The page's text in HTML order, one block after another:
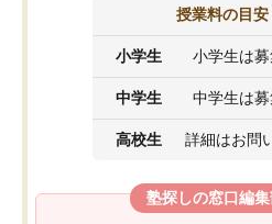
授業料の目安
小学生 小学生は
中学生 中学生は
高校生 詳細はお問
塾探しの窓口編